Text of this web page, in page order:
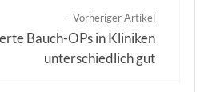
- Vorheriger Artikel
Bauch-OPs in Kliniken
unterschiedlich gut